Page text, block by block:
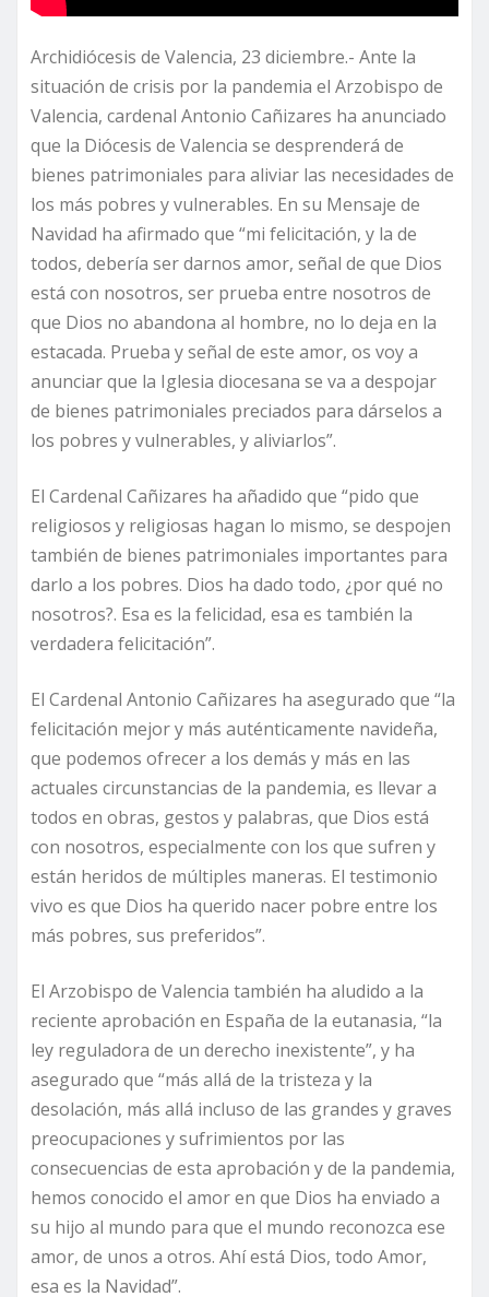
Archidiócesis de Valencia, 23 diciembre.- Ante la
situación de crisis por la pandemia el Arzobispo de
Valencia, cardenal Antonio Cañizares ha anunciado
que la Diócesis de Valencia se desprenderá de
bienes patrimoniales para aliviar las necesidades de
los más pobres y vulnerables. En su Mensaje de
Navidad ha afirmado que “mi felicitación, y la de
todos, debería ser darnos amor, señal de que Dios
está con nosotros, ser prueba entre nosotros de
que Dios no abandona al hombre, no lo deja en la
estacada. Prueba y señal de este amor, os voy a
anunciar que la Iglesia diocesana se va a despojar
de bienes patrimoniales preciados para dárselos a
los pobres y vulnerables, y aliviarlos”.
El Cardenal Cañizares ha añadido que “pido que
religiosos y religiosas hagan lo mismo, se despojen
también de bienes patrimoniales importantes para
darlo a los pobres. Dios ha dado todo, ¿por qué no
nosotros?. Esa es la felicidad, esa es también la
verdadera felicitación”.
El Cardenal Antonio Cañizares ha asegurado que “la
felicitación mejor y más auténticamente navideña,
que podemos ofrecer a los demás y más en las
actuales circunstancias de la pandemia, es llevar a
todos en obras, gestos y palabras, que Dios está
con nosotros, especialmente con los que sufren y
están heridos de múltiples maneras. El testimonio
vivo es que Dios ha querido nacer pobre entre los
más pobres, sus preferidos”.
El Arzobispo de Valencia también ha aludido a la
reciente aprobación en España de la eutanasia, “la
ley reguladora de un derecho inexistente”, y ha
asegurado que “más allá de la tristeza y la
desolación, más allá incluso de las grandes y graves
preocupaciones y sufrimientos por las
consecuencias de esta aprobación y de la pandemia,
hemos conocido el amor en que Dios ha enviado a
su hijo al mundo para que el mundo reconozca ese
amor, de unos a otros. Ahí está Dios, todo Amor,
esa es la Navidad”.